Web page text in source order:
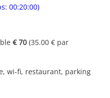
00:20:00)
€ 70 (35.00 € par
wi-fi, restaurant, parking